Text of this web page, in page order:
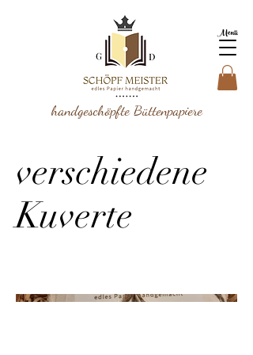
handgeschöpfte Büttenpapiere
Menü
verschiedene
Kuverte